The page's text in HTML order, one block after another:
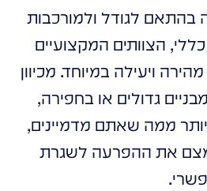
לגודל ולמורכבות
הצוותים המקצועיים
ויעילה במיוחד. מכיוון
גדולים או בחפירה,
ממה שאתם מדמיינים,
את ההפרעה לשגרת